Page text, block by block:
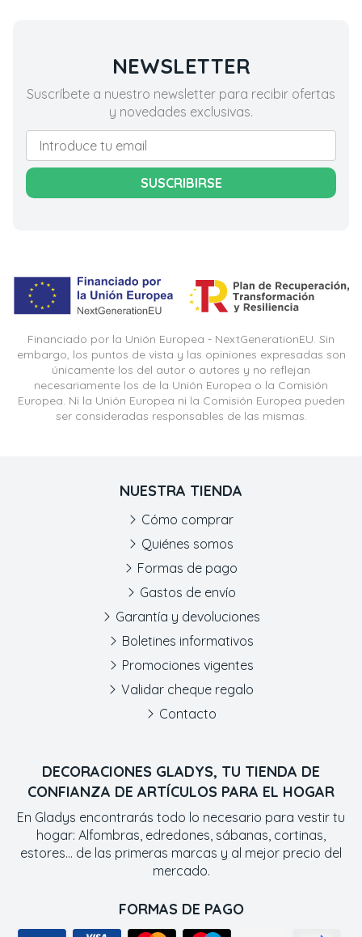
NEWSLETTER
Suscríbete a nuestro newsletter para recibir ofertas
y novedades exclusivas.
SUSCRIBIRSE
Financiado por la Unión Europea - NextGenerationEU. Sin
embargo, los puntos de vista y las opiniones expresadas son
únicamente los del autor o autores y no reflejan
necesariamente los de la Unión Europea o la Comisión
Europea. Ni la Unión Europea ni la Comisión Europea pueden
ser consideradas responsables de las mismas.
DECORACIONES GLADYS, TU TIENDA DE
CONFIANZA DE ARTÍCULOS PARA EL HOGAR
En Gladys encontrarás todo lo necesario para vestir tu
hogar: Alfombras, edredones, sábanas, cortinas,
estores... de las primeras marcas y al mejor precio del
mercado.
FORMAS DE PAGO
NUESTRA TIENDA
Cómo comprar
Quiénes somos
Formas de pago
Gastos de envío
Garantía y devoluciones
Boletines informativos
Promociones vigentes
Validar cheque regalo
Contacto